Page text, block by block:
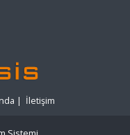
| İletişim